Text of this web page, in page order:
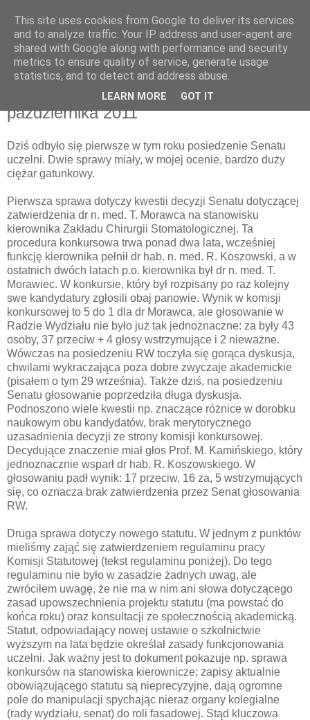
pluskiewicz.blogspot.com
środa, 12 października 2011
Posiedzenie Senatu w dniu 12
października 2011
Dziś odbyło się pierwsze w tym roku posiedzenie Senatu
uczelni. Dwie sprawy miały, w mojej ocenie, bardzo duży
ciężar gatunkowy.
Pierwsza sprawa dotyczy kwestii decyzji Senatu dotyczącej
zatwierdzenia dr n. med. T. Morawca na stanowisku
kierownika Zakładu Chirurgii Stomatologicznej. Ta
procedura konkursowa trwa ponad dwa lata, wcześniej
funkcję kierownika pełnił dr hab. n. med. R. Koszowski, a w
ostatnich dwóch latach p.o. kierownika był dr n. med. T.
Morawiec. W konkursie, który był rozpisany po raz kolejny
swe kandydatury zgłosili obaj panowie. Wynik w komisji
konkursowej to 5 do 1 dla dr Morawca, ale głosowanie w
Radzie Wydziału nie było już tak jednoznaczne: za były 43
osoby, 37 przeciw + 4 głosy wstrzymujące i 2 nieważne.
Wówczas na posiedzeniu RW toczyła się gorąca dyskusja,
chwilami wykraczająca poza dobre zwyczaje akademickie
(pisałem o tym 29 września). Także dziś, na posiedzeniu
Senatu głosowanie poprzedziła długa dyskusja.
Podnoszono wiele kwestii np. znaczące różnice w dorobku
naukowym obu kandydatów, brak merytorycznego
uzasadnienia decyzji ze strony komisji konkursowej.
Decydujące znaczenie miał głos Prof. M. Kamińskiego, który
jednoznacznie wsparł dr hab. R. Koszowskiego. W
głosowaniu padł wynik: 17 przeciw, 16 za, 5 wstrzymujących
się, co oznacza brak zatwierdzenia przez Senat głosowania
RW.
Druga sprawa dotyczy nowego statutu. W jednym z punktów
mieliśmy zająć się zatwierdzeniem regulaminu pracy
Komisji Statutowej (tekst regulaminu poniżej). Do tego
regulaminu nie było w zasadzie żadnych uwag, ale
zwróciłem uwagę, że nie ma w nim ani słowa dotyczącego
zasad upowszechnienia projektu statutu (ma powstać do
końca roku) oraz konsultacji ze społecznością akademicką.
Statut, odpowiadający nowej ustawie o szkolnictwie
wyższym na lata będzie określał zasady funkcjonowania
uczelni. Jak ważny jest to dokument pokazuje np. sprawa
konkursów na stanowiska kierownicze; zapisy aktualnie
obowiązującego statutu są nieprecyzyjne, dają ogromne
pole do manipulacji spychając nieraz organy kolegialne
(rady wydziału, senat) do roli fasadowej. Stąd kluczowa
This site uses cookies from Google to deliver its services
and to analyze traffic. Your IP address and user-agent are
shared with Google along with performance and security
metrics to ensure quality of service, generate usage
statistics, and to detect and address abuse.
LEARN MORE GOT IT